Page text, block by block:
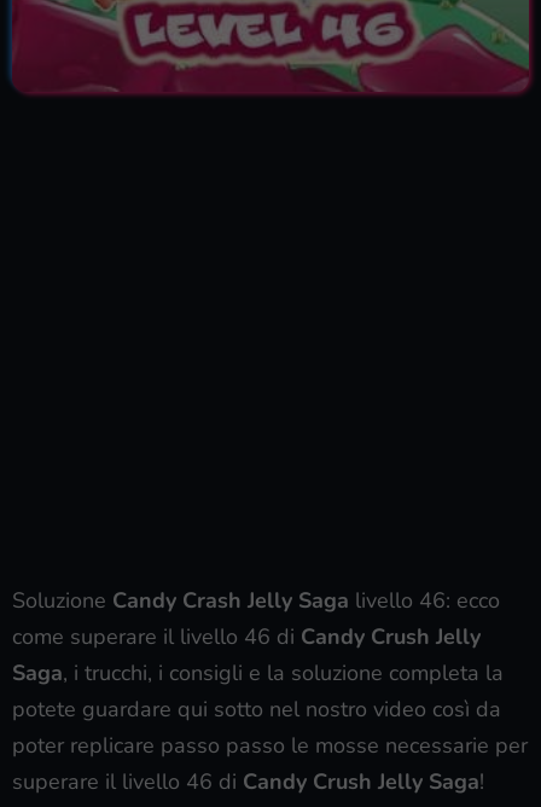
Soluzione Candy Crash Jelly Saga livello 46: ecco
come superare il livello 46 di Candy Crush Jelly
Saga, i trucchi, i consigli e la soluzione completa la
potete guardare qui sotto nel nostro video così da
poter replicare passo passo le mosse necessarie per
superare il livello 46 di Candy Crush Jelly Saga!